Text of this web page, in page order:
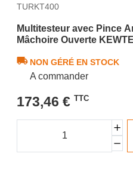
TURKT400
Multitesteur avec Pince
Mâchoire Ouverte
NON GÉRÉ EN STOCK
A commander
173,46 € TTC